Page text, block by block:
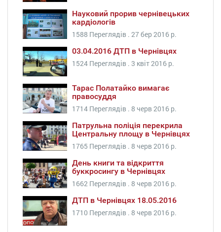
Науковий прорив чернівецьких
кардіологів
1588 Переглядів . 27 бер 2016 р.
03.04.2016 ДТП в Чернівцях
1524 Переглядів . 3 квіт 2016 р.
Тарас Полатайко вимагає
правосуддя
1714 Переглядів . 8 черв 2016 р.
Патрульна поліція перекрила
Центральну площу в Чернівцях
1765 Переглядів . 8 черв 2016 р.
День книги та відкриття
буккросингу в Чернівцях
1662 Переглядів . 8 черв 2016 р.
ДТП в Чернівцях 18.05.2016
1710 Переглядів . 8 черв 2016 р.